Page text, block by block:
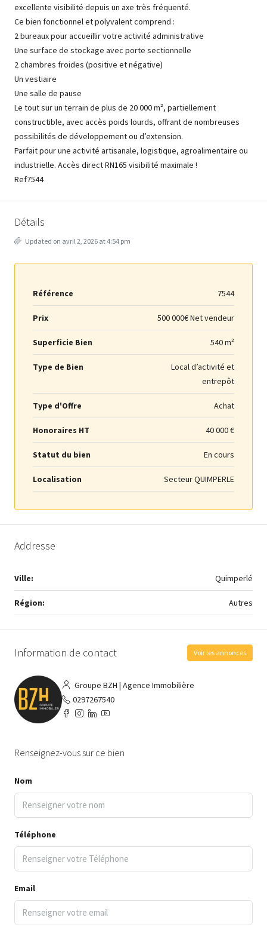
excellente visibilité depuis un axe très fréquenté.
Ce bien fonctionnel et polyvalent comprend :
2 bureaux pour accueillir votre activité administrative
Une surface de stockage avec porte sectionnelle
2 chambres froides (positive et négative)
Un vestiaire
Une salle de pause
Le tout sur un terrain de plus de 20 000 m², partiellement
constructible, avec accès poids lourds, offrant de nombreuses
possibilités de développement ou d’extension.
Parfait pour une activité artisanale, logistique, agroalimentaire ou
industrielle. Accès direct RN165 visibilité maximale !
Ref7544
Détails
Updated on avril 2, 2026 at 4:54 pm
Référence 7544
Prix 500 000€ Net vendeur
Superficie Bien 540 m²
Type de Bien
Local d’activité et
entrepôt
Type d'Offre Achat
Honoraires HT 40 000 €
Statut du bien En cours
Localisation Secteur QUIMPERLE
Addresse
Ville: Quimperlé
Région: Autres
Information de contact Voir les annonces
Groupe BZH | Agence Immobilière
0297267540
Renseignez-vous sur ce bien
Nom
Téléphone
Email